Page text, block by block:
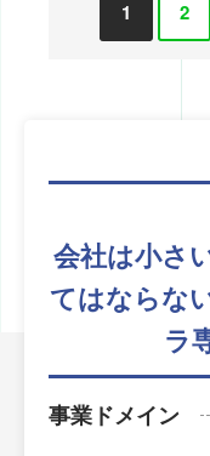
1 2
会社は小さ
てはならな
ラ
事業ドメイン